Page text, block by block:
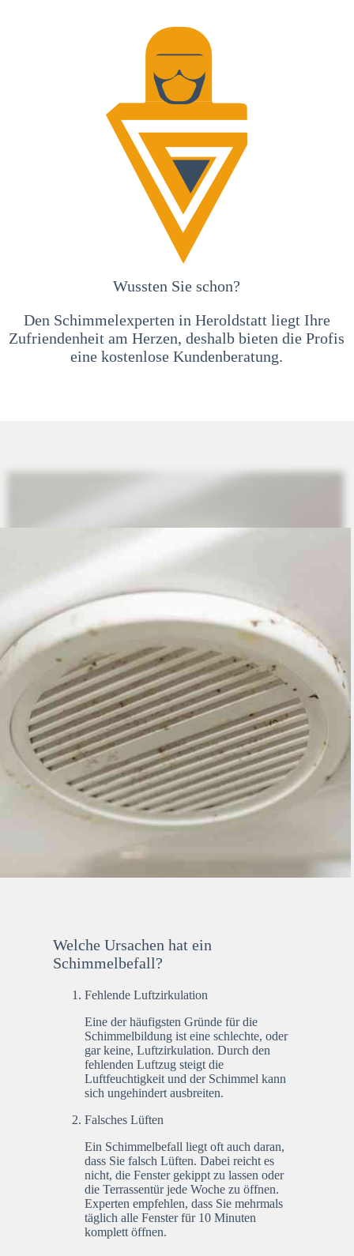
Wussten Sie schon?
Den Schimmelexperten in Heroldstatt liegt Ihre
Zufriendenheit am Herzen, deshalb bieten die Profis
eine kostenlose Kundenberatung.
Welche Ursachen hat ein
Schimmelbefall?
Fehlende Luftzirkulation
Eine der häufigsten Gründe für die
Schimmelbildung ist eine schlechte, oder
gar keine, Luftzirkulation. Durch den
fehlenden Luftzug steigt die
Luftfeuchtigkeit und der Schimmel kann
sich ungehindert ausbreiten.
Falsches Lüften
Ein Schimmelbefall liegt oft auch daran,
dass Sie falsch Lüften. Dabei reicht es
nicht, die Fenster gekippt zu lassen oder
die Terrassentür jede Woche zu öffnen.
Experten empfehlen, dass Sie mehrmals
täglich alle Fenster für 10 Minuten
komplett öffnen.